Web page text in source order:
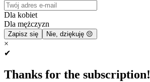
Dla kobiet
Dla mężczyzn
Zapisz się Nie, dziękuję 😔
×
✔
Thanks for the subscription!